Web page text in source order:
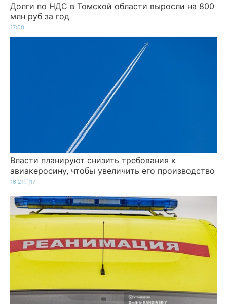
Долги по НДС в Томской области выросли на 800
млн руб за год
17:00
Власти планируют снизить требования к
авиакеросину, чтобы увеличить его производство
16:21 17